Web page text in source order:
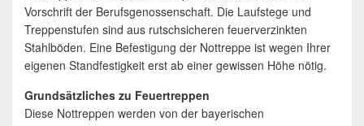
Vorschrift der Berufsgenossenschaft. Die Laufstege und
Treppenstufen sind aus rutschsicheren feuerverzinkten
Stahlböden. Eine Befestigung der Nottreppe ist wegen Ihrer
eigenen Standfestigkeit erst ab einer gewissen Höhe nötig.
Grundsätzliches zu Feuertreppen
Diese Nottreppen werden von der bayerischen